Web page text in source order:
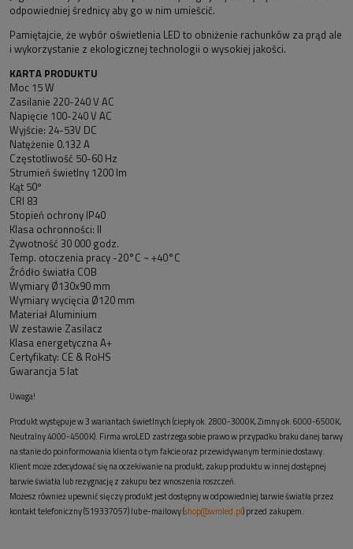
odpowiedniej średnicy aby go w nim umieścić.
Pamiętajcie, że wybór oświetlenia LED to obniżenie rachunków za prąd ale
i wykorzystanie z ekologicznej technologii o wysokiej jakości.
KARTA PRODUKTU
Moc 15 W
Zasilanie 220-240 V AC
Napięcie 100-240 V AC
Wyjście: 24-53V DC
Natężenie 0.132 A
Częstotliwość 50-60 Hz
Strumień świetlny 1200 lm
Kąt 50º
CRI 83
Stopień ochrony IP40
Klasa ochronności: II
Żywotność 30 000 godz.
Temp. otoczenia pracy -20°C ~ +40°C
Źródło światła COB
Wymiary Ø130x90 mm
Wymiary wycięcia Ø120 mm
Materiał Aluminium
W zestawie Zasilacz
Klasa energetyczna A+
Certyfikaty: CE & RoHS
Gwarancja 5 lat
Uwaga!
Produkt występuje w 3 wariantach świetlnych (ciepły ok. 2800-3000K, Zimny ok. 6000-6500K,
Neutralny 4000-4500K). Firma wroLED zastrzega sobie prawo w przypadku braku danej barwy
na stanie do poinformowania klienta o tym fakcie oraz przewidywanym terminie dostawy.
Klient może zdecydować się na oczekiwanie na produkt, zakup produktu w innej dostępnej
barwie światła lub rezygnację z zakupu bez wnoszenia roszczeń.
Możesz również upewnić się czy produkt jest dostępny w odpowiedniej barwie światła przez
kontakt telefoniczny (519337057) lub e-mailowy (shop@wroled.pl) przed zakupem.